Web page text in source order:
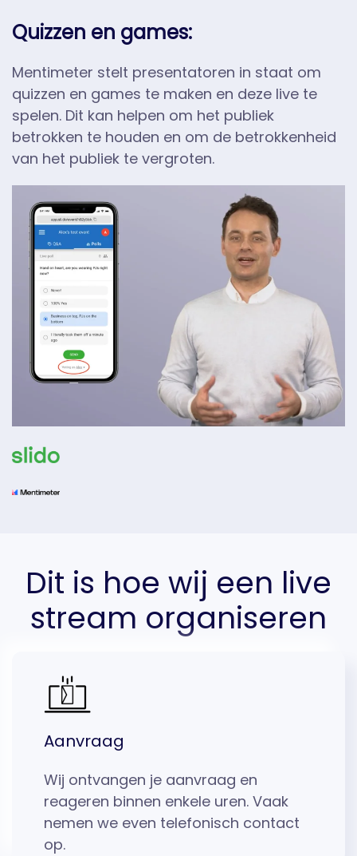
Quizzen en games:
Mentimeter stelt presentatoren in staat om
quizzen en games te maken en deze live te
spelen. Dit kan helpen om het publiek
betrokken te houden en om de betrokkenheid
van het publiek te vergroten.
Dit is hoe wij een live
stream organiseren
Aanvraag
Wij ontvangen je aanvraag en
reageren binnen enkele uren. Vaak
nemen we even telefonisch contact
op.